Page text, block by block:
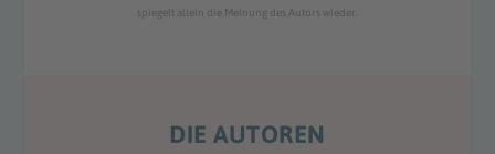
spiegelt allein die Meinung des Autors wieder.
DIE AUTOREN